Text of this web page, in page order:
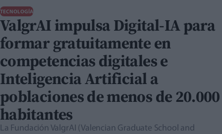
TECNOLOGÍA
ValgrAI impulsa Digital-IA para
formar gratuitamente en
competencias digitales e
Inteligencia Artificial a
poblaciones de menos de 20.000
habitantes
La Fundación ValgrAI (Valencian Graduate School and